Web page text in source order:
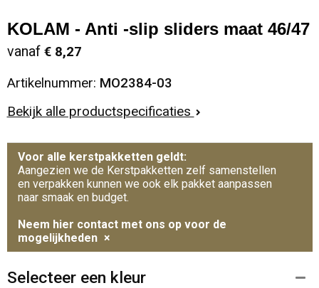
KOLAM - Anti -slip sliders maat 46/47
vanaf € 8,27
Artikelnummer: MO2384-03
Bekijk alle productspecificaties
Voor alle kerstpakketten geldt:
Aangezien we de Kerstpakketten zelf samenstellen
en verpakken kunnen we ook elk pakket aanpassen
naar smaak en budget.
Neem hier contact met ons op voor de
mogelijkheden ×
Selecteer een kleur